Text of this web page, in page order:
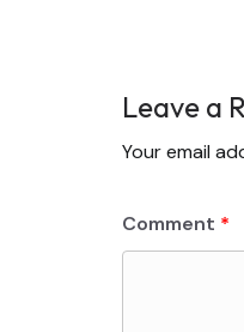
Leave a
Your email
Comment *